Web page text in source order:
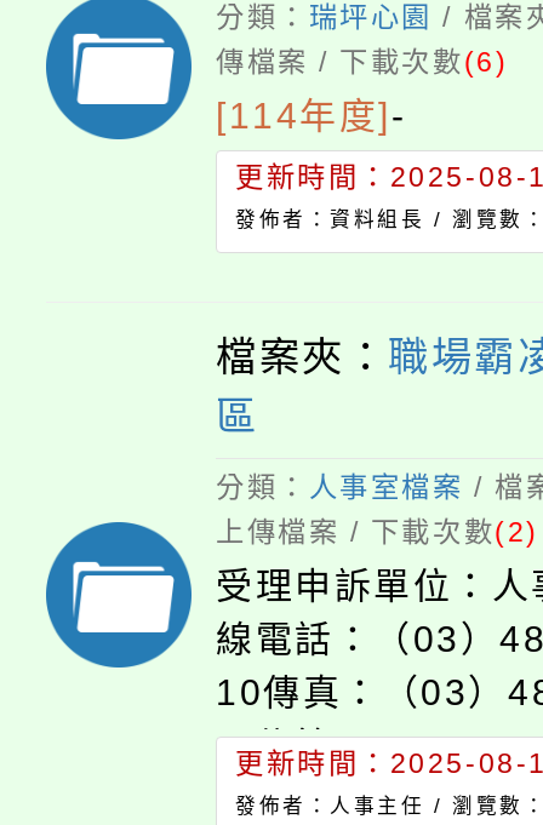
分類： 瑞坪心園 / 檔案
傳檔案 / 下載次數(6)
[114年度]-
更新時間：2025-08-
發佈者：資料組長 /瀏覽數
檔案夾： 職場霸
區
分類： 人事室檔案 / 檔
上傳檔案 / 下載次數(2)
受理申訴單位：
線電話：（03）
10傳真：（03）
子信箱：
pjhs.tyc.edu.tw
更新時間：2025-08-
發佈者：人事主任 /瀏覽數